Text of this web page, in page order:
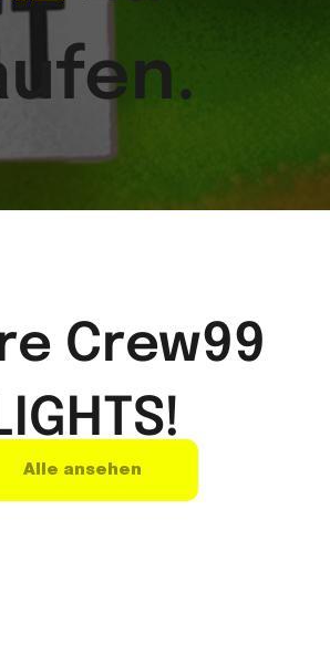
Crew99
Alle ansehen